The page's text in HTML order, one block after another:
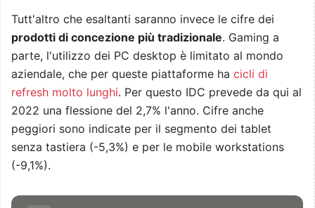
Tutt'altro che esaltanti saranno invece le cifre dei
prodotti di concezione più tradizionale. Gaming a
parte, l'utilizzo dei PC desktop è limitato al mondo
aziendale, che per queste piattaforme ha cicli di
refresh molto lunghi. Per questo IDC prevede da qui al
2022 una flessione del 2,7% l'anno. Cifre anche
peggiori sono indicate per il segmento dei tablet
senza tastiera (-5,3%) e per le mobile workstations
(-9,1%).